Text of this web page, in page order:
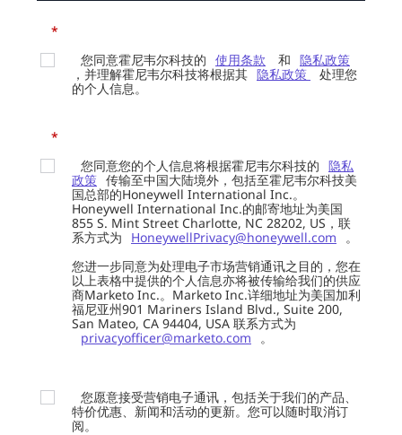
*
您同意霍尼韦尔科技的 使用条款 和 隐私政策
，并理解霍尼韦尔科技将根据其 隐私政策
处理您
的个人信息。
*
您同意您的个人信息将根据霍尼韦尔科技的 隐私
政策 传输至中国大陆境外，包括至霍尼韦尔科技美
国总部的Honeywell International Inc.。
Honeywell International Inc.的邮寄地址为美国
855 S. Mint Street Charlotte, NC 28202, US，联
系方式为
HoneywellPrivacy@honeywell.com
。
您进一步同意为处理电子市场营销通讯之目的，您在
以上表格中提供的个人信息亦将被传输给我们的供应
商Marketo Inc.。Marketo Inc.详细地址为美国加利
福尼亚州901 Mariners Island Blvd., Suite 200,
San Mateo, CA 94404, USA 联系方式为
privacyofficer@marketo.com
。
您愿意接受营销电子通讯，包括关于我们的产品、
特价优惠、新闻和活动的更新。您可以随时取消订
阅。